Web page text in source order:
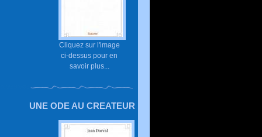
Cliquez sur l'image
ci-dessus pour en
savoir plus...
UNE ODE AU CREATEUR